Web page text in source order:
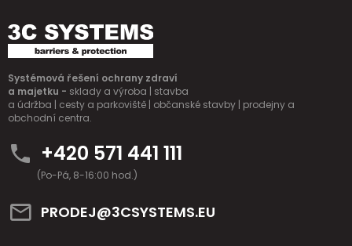
Systémová řešení ochrany zdraví
a majetku - sklady a výroba | stavba
a údržba | cesty a parkoviště | občanské stavby | prodejny a
obchodní centra.
+420 571 441 111
(Po-Pá, 8-16:00 hod.)
PRODEJ@3CSYSTEMS.EU